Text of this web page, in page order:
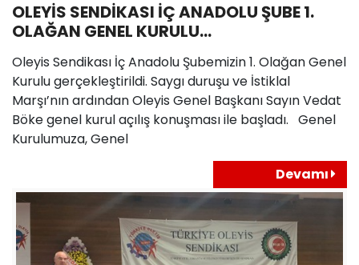
OLEYİS SENDİKASI İÇ ANADOLU ŞUBE 1.
OLAĞAN GENEL KURULU
GERÇEKLEŞTİRİLDİ.
Oleyis Sendikası İç Anadolu Şubemizin 1. Olağan Genel
Kurulu gerçekleştirildi. Saygı duruşu ve İstiklal
Marşı’nın ardından Oleyis Genel Başkanı Sayın Vedat
Böke genel kurul açılış konuşması ile başladı. Genel
Kurulumuza, Genel
Devamı